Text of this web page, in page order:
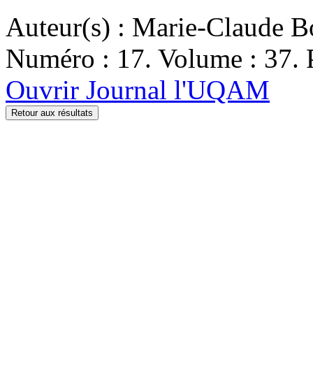
Auteur(s) : Marie-Claude
Numéro : 17. Volume : 37.
Ouvrir Journal l'UQAM
Retour aux résultats